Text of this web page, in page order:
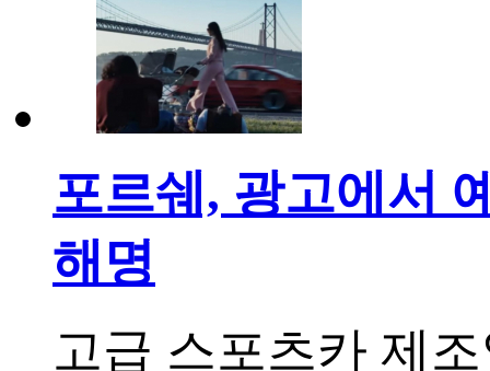
포르쉐, 광고에서
해명
고급 스포츠카 제